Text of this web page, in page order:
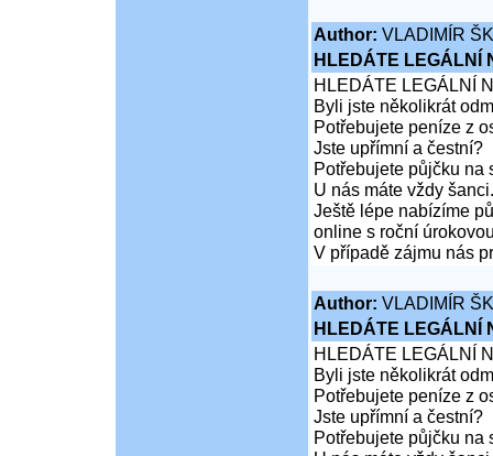
Author: VLADIMÍR
HLEDÁTE LEGÁLNÍ
HLEDÁTE LEGÁLNÍ
Byli jste několikrát
Potřebujete peníze z
Jste upřímní a čestní?
Potřebujete půjčku na
U nás máte vždy šanci.
Ještě lépe nabízíme
online s roční
V případě zájmu nás
Author: VLADIMÍR
HLEDÁTE LEGÁLNÍ
HLEDÁTE LEGÁLNÍ
Byli jste několikrát
Potřebujete peníze z
Jste upřímní a čestní?
Potřebujete půjčku na